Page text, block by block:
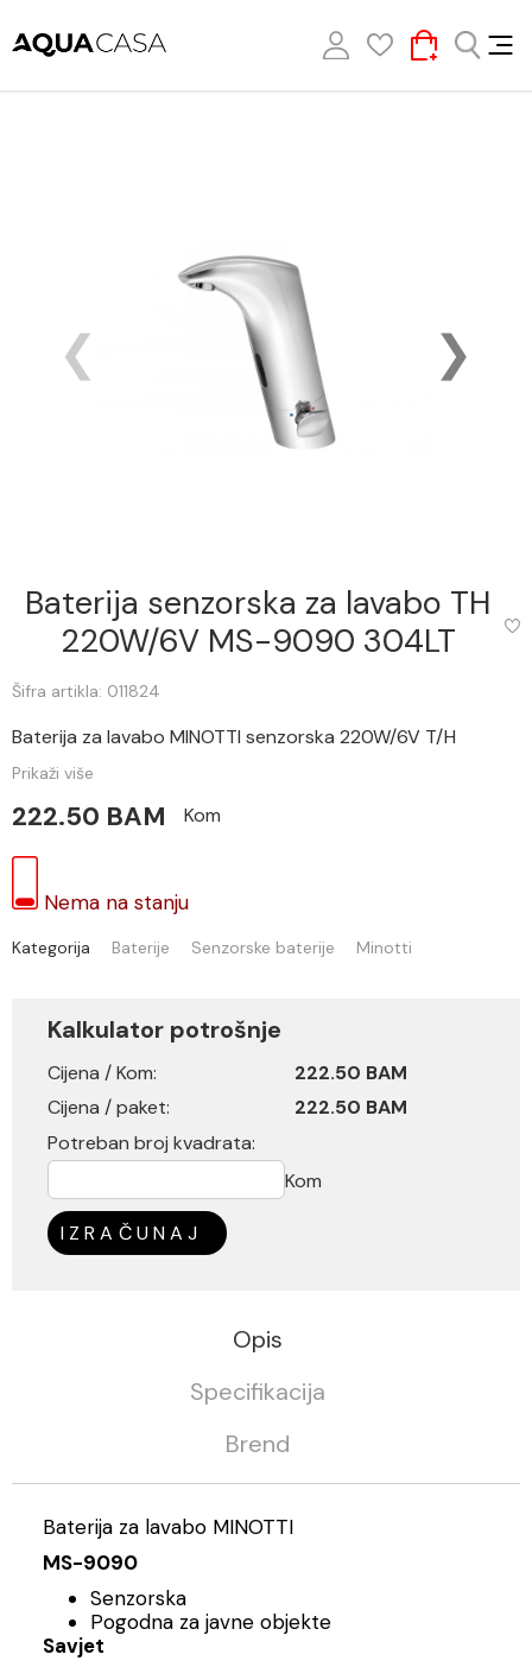
Baterija senzorska za lavabo TH
220W/6V MS-9090 304LT
Šifra artikla: 011824
Baterija za lavabo MINOTTI senzorska 220W/6V T/H
Prikaži više
222.50 BAM Kom
Nema na stanju
Kategorija Baterije Senzorske baterije Minotti
Kalkulator potrošnje
Cijena / Kom:
222.50 BAM
Cijena / paket:
222.50 BAM
Potreban broj kvadrata:
Kom
IZRAČUNAJ
Opis
Specifikacija
Brend
Baterija za lavabo MINOTTI
MS-9090
Senzorska
Pogodna za javne objekte
Savjet